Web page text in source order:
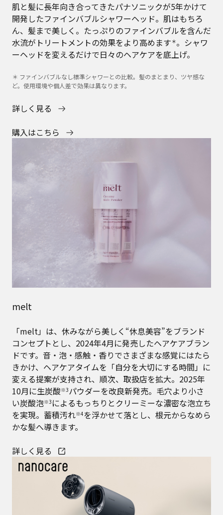
肌と髪に長年向き合ってきたパナソニックが5年かけて
開発したファインバブルシャワーヘッド。肌はもちろ
ん、髪まで美しく。たっぷりのファインバブルを含んだ
水流がトリートメントの効果をより高めます ＊。シャワ
ーヘッドを変えるだけで日々のヘアケアを底上げ。
＊ ファインバブルなし標準シャワーとの比較。髪のまとまり、ツヤ感な
ど。使用環境や個人差で効果は異なります。
詳しく見る
購入はこちら
melt
「melt」は、休みながら美しく“休息美容”をブランド
コンセプトとし、2024年4月に発売したヘアケアブラン
ドです。音・泡・感触・香りでさまざまな感覚にはたら
きかけ、ヘアケアタイムを「自分を大切にする時間」に
変える提案が支持され、順次、取扱店を拡大。2025年
10月に生炭酸※3パウダーを改良新発売。毛穴より小さ
い炭酸泡※3 によるもっちりとクリーミーな濃密な泡立ち
を実現。蓄積汚れ※4を浮かせて落とし、根元からなめら
かな髪へ導きます。
詳しく見る